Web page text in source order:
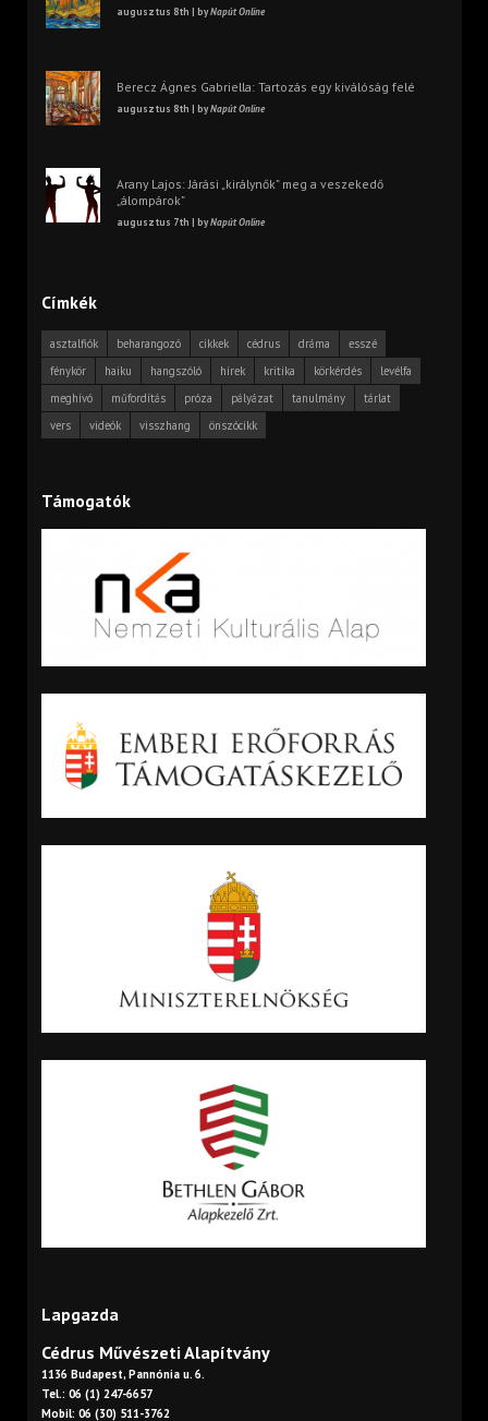
augusztus 8th | byNapút Online
Berecz Ágnes Gabriella: Tartozás egy kiválóság felé
augusztus 8th | byNapút Online
Arany Lajos: Járási „királynők” meg a veszekedő
„álompárok”
augusztus 7th | byNapút Online
Címkék
asztalfiók beharangozó cikkek cédrus dráma
esszé
fénykör
haiku hangszóló hírek kritika körkérdés
levélfa
meghívó
műfordítás próza pályázat tanulmány
tárlat
vers
videók visszhang önszócikk
Támogatók
Lapgazda
Cédrus Művészeti Alapítvány
1136 Budapest, Pannónia u. 6.
Tel.: 06 (1) 247-6657
Mobil: 06 (30) 511-3762